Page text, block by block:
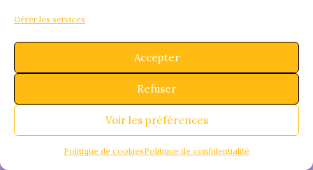
Gérer les services
Accepter
Refuser
Voir les préférences
Politique de cookiesPolitique de confidentialité